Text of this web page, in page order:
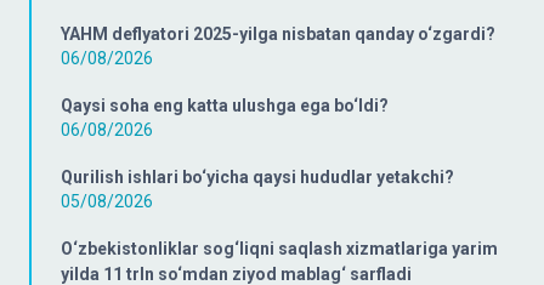
YAHM deflyatori 2025-yilga nisbatan qanday o‘zgardi?
06/08/2026
Qaysi soha eng katta ulushga ega bo‘ldi?
06/08/2026
Qurilish ishlari bo‘yicha qaysi hududlar yetakchi?
05/08/2026
O‘zbekistonliklar sog‘liqni saqlash xizmatlariga yarim
yilda 11 trln so‘mdan ziyod mablag‘ sarfladi